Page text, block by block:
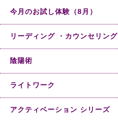
今月のお試し体験（8月）
リーディング ・カウンセリング
陰陽術
ライトワーク
アクティベーション シリーズ